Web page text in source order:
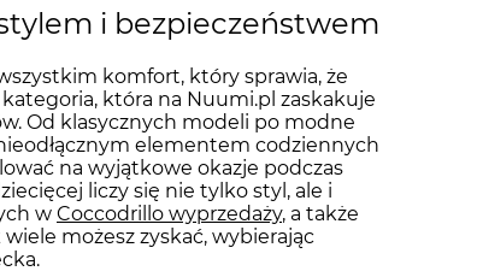
i bezpieczeństwem
komfort, który sprawia, że
która na Nuumi.pl zaskakuje
Od klasycznych modeli po modne
elementem codziennych
na wyjątkowe okazje podczas
liczy się nie tylko styl, ale i
w Coccodrillo wyprzedaży, a także
wiele możesz zyskać, wybierając